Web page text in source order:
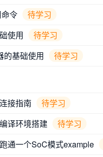
命令
待学习
础使用
待学习
器的基础使用
待学习
接指南
待学习
译环境搭建
待学习
通一个SoC模式example